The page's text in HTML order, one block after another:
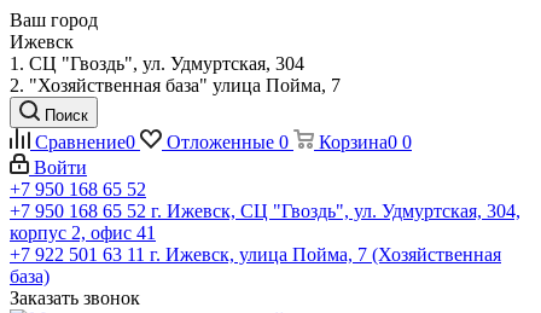
Ваш город
Ижевск
1. СЦ "Гвоздь", ул. Удмуртская, 304
2. "Хозяйственная база" улица Пойма, 7
Поиск
Сравнение0 Отложенные 0 Корзина0 0
Войти
+7 950 168 65 52
+7 950 168 65 52 г. Ижевск, СЦ "Гвоздь", ул. Удмуртская, 304,
корпус 2, офис 41
+7 922 501 63 11 г. Ижевск, улица Пойма, 7 (Хозяйственная
база)
Заказать звонок